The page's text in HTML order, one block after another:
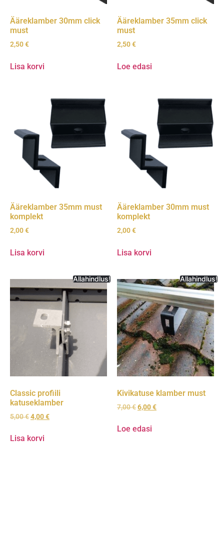
Ääreklamber 30mm click
must
2,50€
Lisa korvi
Ääreklamber 35mm click
must
2,50€
Loe edasi
Ääreklamber 35mm must
komplekt
2,00€
Lisa korvi
Ääreklamber 30mm must
komplekt
2,00€
Lisa korvi
Allahindlus!
Classic profiili
katuseklamber
5,00€4,00€
Lisa korvi
Allahindlus!
Kivikatuse klamber must
7,00€6,00€
Loe edasi